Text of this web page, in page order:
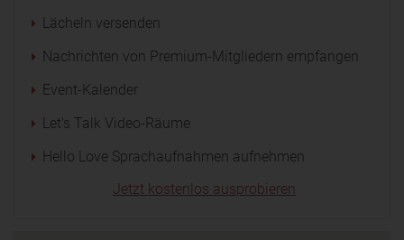
Lächeln versenden
Nachrichten von Premium-Mitgliedern empfangen
Event-Kalender
Let's Talk Video-Räume
Hello Love Sprachaufnahmen aufnehmen
Jetzt kostenlos ausprobieren